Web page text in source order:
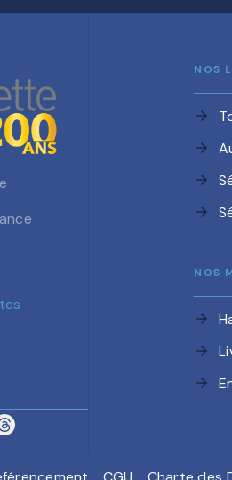
NOS
arrow_forward
arrow_forward
arrow_forward
arrow_forward
NOS
arrow_forward
arrow_forward
arrow_forward